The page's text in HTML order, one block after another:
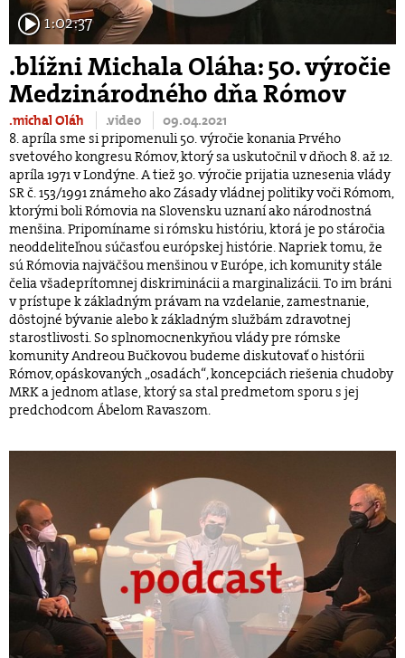
1:02:37
.blížni Michala Oláha: 50. výročie
Medzinárodného dňa Rómov
.michal Oláh .video
09.04.2021
8. apríla sme si pripomenuli 50. výročie konania Prvého
svetového kongresu Rómov, ktorý sa uskutočnil v dňoch 8. až 12.
apríla 1971 v Londýne. A tiež 30. výročie prijatia uznesenia vlády
SR č. 153/1991 známeho ako Zásady vládnej politiky voči Rómom,
ktorými boli Rómovia na Slovensku uznaní ako národnostná
menšina. Pripomíname si rómsku históriu, ktorá je po stáročia
neoddeliteľnou súčasťou európskej histórie. Napriek tomu, že
sú Rómovia najväčšou menšinou v Európe, ich komunity stále
čelia všadeprítomnej diskriminácii a marginalizácii. To im bráni
v prístupe k základným právam na vzdelanie, zamestnanie,
dôstojné bývanie alebo k základným službám zdravotnej
starostlivosti. So splnomocnenkyňou vlády pre rómske
komunity Andreou Bučkovou budeme diskutovať o histórii
Rómov, opáskovaných „osadách“, koncepciách riešenia chudoby
MRK a jednom atlase, ktorý sa stal predmetom sporu s jej
predchodcom Ábelom Ravaszom.